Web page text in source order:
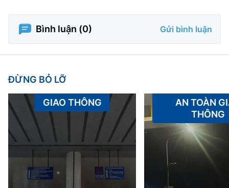
Bình luận (0) Gửi bình luận
ĐỪNG BỎ LỠ
GIAO THÔNG
AN TOÀN
THÔNG